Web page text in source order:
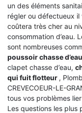
un des éléments
régler ou défectueux il
coûtera très cher au
consommation d’eau.
sont nombreuses
poussoir chasse
clapet chasse d’eau,
qui fuit flotteur ,
CREVECOEUR-LE-
tous vos problèmes
Les questions les plus